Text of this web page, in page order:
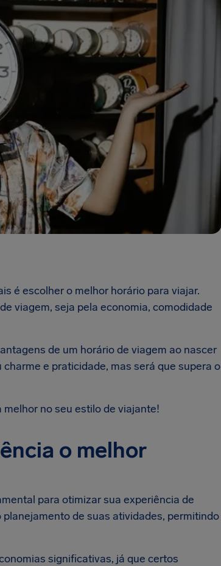
é escolher o melhor horário para viajar.
viagem, seja pela economia, comodidade
de um horário de viagem ao nascer
e praticidade, mas será que supera o
no seu estilo de viajante!
o melhor
para otimizar sua experiência de
de suas atividades, permitindo
significativas, já que certos